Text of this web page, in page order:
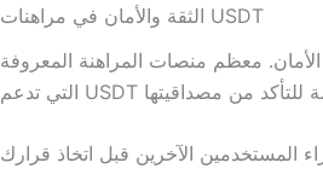
الثقة والأمان في مراهنات USDT
معظم منصات المراهنة المعروفة